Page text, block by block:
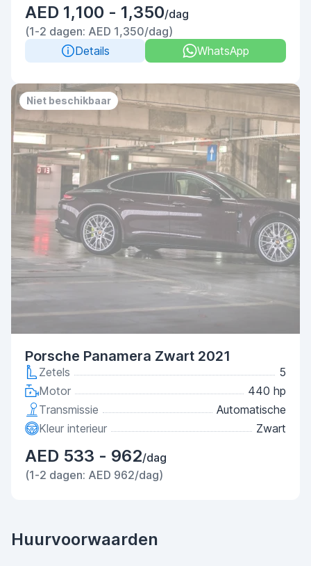
AED 1,100 - 1,350/dag
(1-2 dagen: AED 1,350/dag)
Details
WhatsApp
Niet beschikbaar
Porsche Panamera Zwart 2021
Zetels
5
Motor
440 hp
Transmissie
Automatische
Kleur interieur
Zwart
AED 533 - 962/dag
(1-2 dagen: AED 962/dag)
Huurvoorwaarden